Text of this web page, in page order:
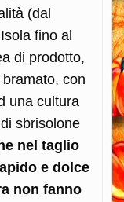
(dal
fino al
di prodotto,
con
una cultura
sbrisolone
nel taglio
e dolce
non fanno